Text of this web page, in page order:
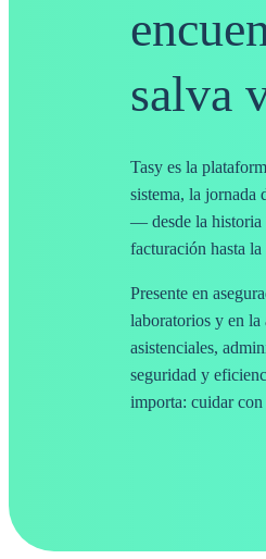
salva
Tasy es la
sistema, la jornada
— desde la historia
facturación hasta
Presente en
laboratorios y en la
asistenciales,
seguridad y
importa: cuidar